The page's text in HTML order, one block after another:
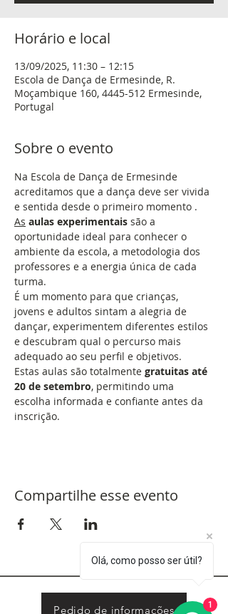
Horário e local
13/09/2025, 11:30 – 12:15
Escola de Dança de Ermesinde, R.
Moçambique 160, 4445-512 Ermesinde,
Portugal
Sobre o evento
Na Escola de Dança de Ermesinde
acreditamos que a dança deve ser vivida
e sentida desde o primeiro momento .
As aulas experimentais são a
oportunidade ideal para conhecer o
ambiente da escola, a metodologia dos
professores e a energia única de cada
turma.
É um momento para que crianças,
jovens e adultos sintam a alegria de
dançar, experimentem diferentes estilos
e descubram qual o percurso mais
adequado ao seu perfil e objetivos.
Estas aulas são totalmente gratuitas até
20 de setembro, permitindo uma
escolha informada e confiante antes da
inscrição.
Compartilhe esse evento
Pedido de informações
Olá, como posso ser útil?
1